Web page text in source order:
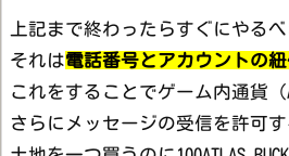
上記まで終わったらすぐにやる
それは電話番号とアカウントの
これをすることでゲーム内通貨（
さらにメッセージの受信を許可